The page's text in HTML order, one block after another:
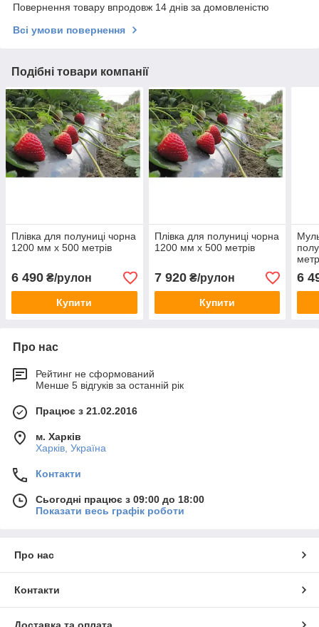
Повернення товару впродовж 14 днів за домовленістю
Всі умови повернення
Подібні товари компанії
Плівка для полуниці чорна
1200 мм х 500 метрів
6 490 ₴/рулон
Купити
Плівка для полуниці чорна
1200 мм х 500 метрів
7 920₴/рулон
Купити
6
Про нас
Рейтинг не сформований
Менше 5 відгуків за останній рік
Працює з 21.02.2016
м. Харків
Харків, Україна
Контакти
Сьогодні працює з 09:00 до 18:00
Показати весь графік роботи
Про нас
Контакти